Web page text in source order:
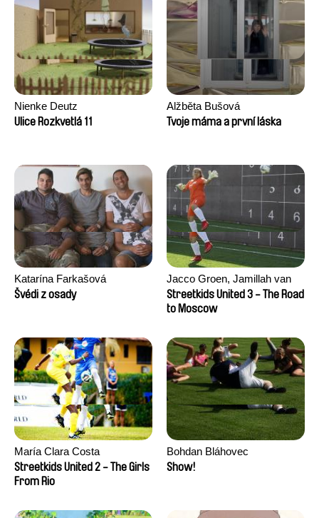
Nienke Deutz
Ulice Rozkvetlá 11
Alžběta Bušová
Tvoje máma a první láska
Katarína Farkašová
Švédi z osady
Jacco Groen, Jamillah van
der Hulst
Streetkids United 3 - The Road
to Moscow
María Clara Costa
Streetkids United 2 - The Girls
From Rio
Bohdan Bláhovec
Show!